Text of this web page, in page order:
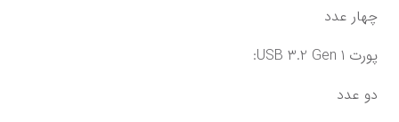
چهار عدد
پورت USB 3.2 Gen 1:
دو عدد